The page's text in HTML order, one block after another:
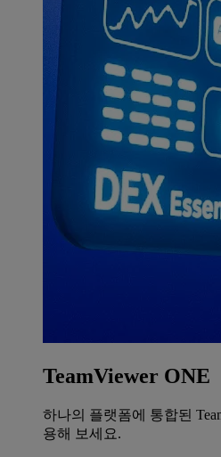
TeamViewer ONE
하나의 플랫폼에 통합된
용해 보세요.